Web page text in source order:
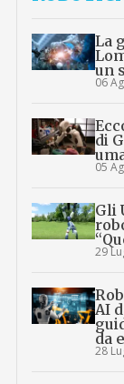
La
un
06
di
05
Gli
29
AI
da
28